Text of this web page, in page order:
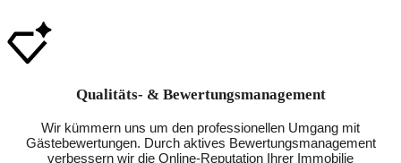
Qualitäts- & Bewertungsmanagement
Wir kümmern uns um den professionellen Umgang mit
Gästebewertungen. Durch aktives Bewertungsmanagement
verbessern wir die Online-Reputation Ihrer Immobilie